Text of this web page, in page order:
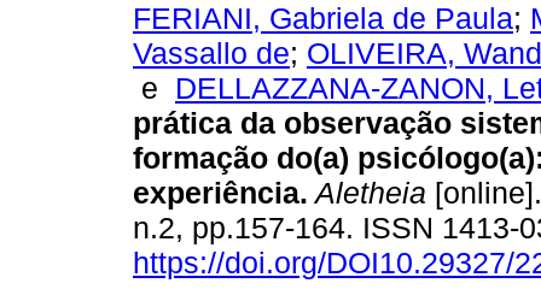
FERIANI, Gabriela de Paula;
Vassallo de; OLIVEIRA,
e DELLAZZANA-ZANON,
prática da observação
formação do(a) psicólogo(a)
experiência. Aletheia
n.2, pp.157-164. ISSN 1413-
https://doi.org/DOI10.29327/